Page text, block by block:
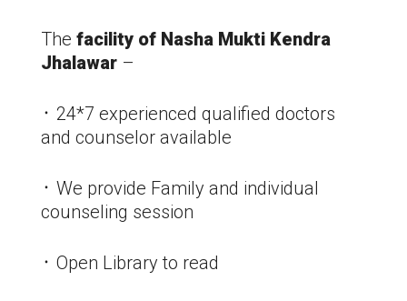
The facility of Nasha Mukti Kendra
Jhalawar –
᛫ 24*7 experienced qualified doctors
and counselor available
᛫ We provide Family and individual
counseling session
᛫ Open Library to read